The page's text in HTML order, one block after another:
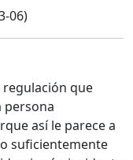
06)
regulación que
persona
así le parece a
suficientemente